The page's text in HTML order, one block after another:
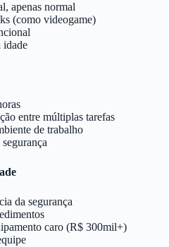
apenas normal
(como videogame)
idade
entre múltiplas tarefas
de trabalho
da segurança
caro (R$ 300mil+)